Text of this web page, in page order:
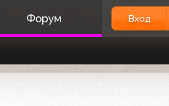
Форум Вход